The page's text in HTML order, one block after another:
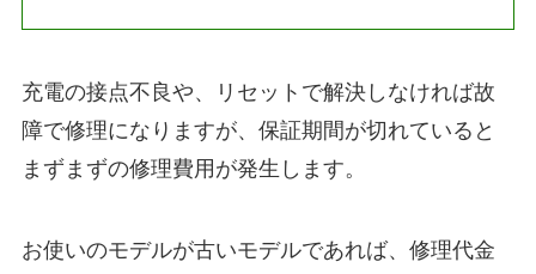
充電の接点不良や、リセットで解決しなければ故
障で修理になりますが、保証期間が切れていると
まずまずの修理費用が発生します。
お使いのモデルが古いモデルであれば、修理代金